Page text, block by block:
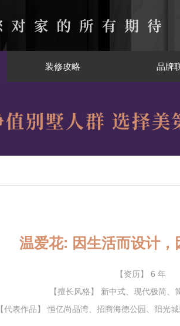
装修攻略 品牌
温爱花: 因生活而设计，
【资历】 6 年
【擅长风格】 新中式、现代极简、
【代表作品】 恒亿尚品湾、招商海德公园、阳光